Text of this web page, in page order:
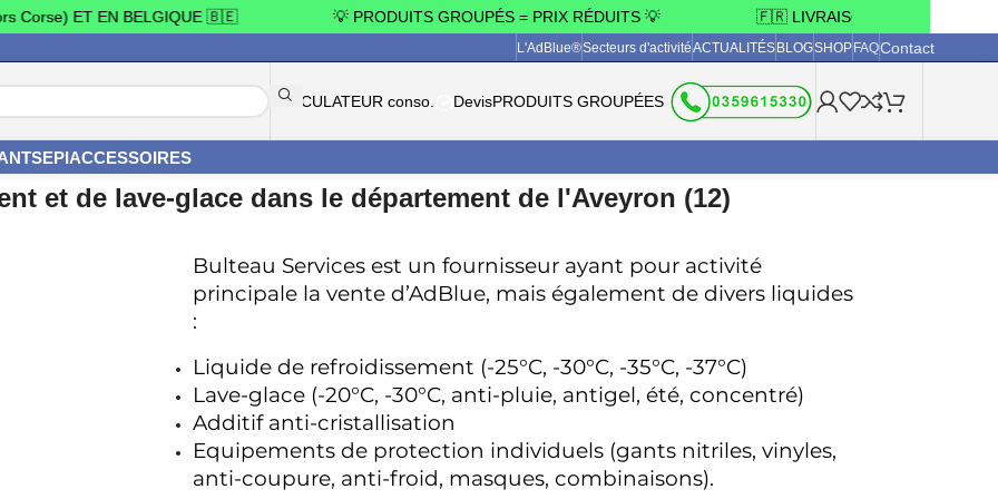
ET EN BELGIQUE 🇧🇪 💡 PRODUITS GROUPÉS = PRIX RÉDUITS 💡 🇫🇷 LIVRAISON OFFERTE 3
L'AdBlue®Secteurs d'activitéACTUALITÉSBLOGSHOPFAQContact
CALCULATEUR conso. DevisPRODUITS GROUPÉES
EPIACCESSOIRES
et de lave-glace dans le département de l'Aveyron (12)
Bulteau Services est un fournisseur ayant pour activité
principale la vente d’AdBlue, mais également de divers liquides
:
Liquide de refroidissement (-25°C, -30°C, -35°C, -37°C)
Lave-glace (-20°C, -30°C, anti-pluie, antigel, été, concentré)
Additif anti-cristallisation
Equipements de protection individuels (gants nitriles, vinyles,
anti-coupure, anti-froid, masques, combinaisons).